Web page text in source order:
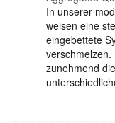
In unserer
weisen eine
eingebettete
zunehmend